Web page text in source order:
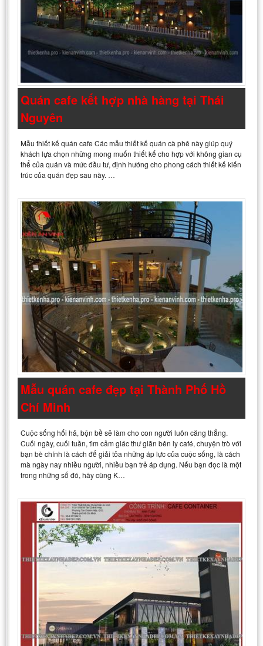
Quán cafe kết hợp nhà hàng tại Thái
Nguyên
Mẫu thiết kế quán cafe Các mẫu thiết kế quán cà phê này giúp quý
khách lựa chọn những mong muốn thiết kế cho hợp với không gian cụ
thể của quán và mức đầu tư, định hướng cho phong cách thiết kế kiến
trúc của quán đẹp sau này. …
Mẫu quán cafe đẹp tại Thành Phố Hồ
Chí Minh
Cuộc sống hối hả, bộn bề sẽ làm cho con người luôn căng thẳng.
Cuối ngày, cuối tuần, tìm cảm giác thư giãn bên ly café, chuyện trò với
bạn bè chính là cách để giải tỏa những áp lực của cuộc sống, là cách
mà ngày nay nhiều người, nhiều bạn trẻ áp dụng. Nếu bạn đọc là một
trong những số đó, hãy cùng K…